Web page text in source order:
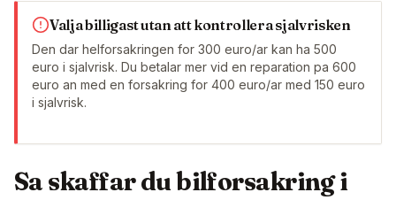
Valja billigast utan att kontrollera sjalvrisken
Den dar helforsakringen for 300 euro/ar kan ha 500
euro i sjalvrisk. Du betalar mer vid en reparation pa 600
euro an med en forsakring for 400 euro/ar med 150 euro
i sjalvrisk.
Sa skaffar du bilforsakring i